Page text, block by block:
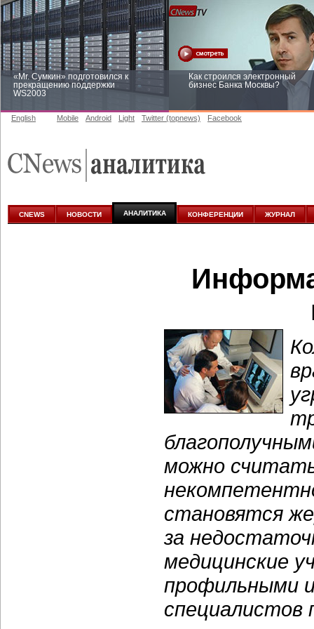
«Mr. Сумкин» подготовился к
прекращению поддержки
WS2003
Как строился электронный
бизнес Банка Москвы?
аналитике
English Mobile Android Light Twitter (topnews) Facebook
CNEWS НОВОСТИ АНАЛИТИКА КОНФЕРЕНЦИИ ЖУРНАЛ
можно
становятся
за
медицинские
профильными
специалистов